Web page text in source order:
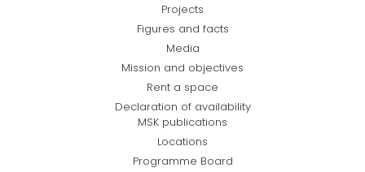
Projects
Figures and facts
Media
Mission and objectives
Rent a space
Declaration of availability
MSK publications
Locations
Programme Board